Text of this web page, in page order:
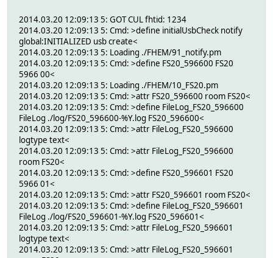
2014.03.20 12:09:13 5: GOT CUL fhtid: 1234
2014.03.20 12:09:13 5: Cmd: >define initialUsbCheck notify
global:INITIALIZED usb create<
2014.03.20 12:09:13 5: Loading ./FHEM/91_notify.pm
2014.03.20 12:09:13 5: Cmd: >define FS20_596600 FS20
5966 00<
2014.03.20 12:09:13 5: Loading ./FHEM/10_FS20.pm
2014.03.20 12:09:13 5: Cmd: >attr FS20_596600 room FS20<
2014.03.20 12:09:13 5: Cmd: >define FileLog_FS20_596600
FileLog ./log/FS20_596600-%Y.log FS20_596600<
2014.03.20 12:09:13 5: Cmd: >attr FileLog_FS20_596600
logtype text<
2014.03.20 12:09:13 5: Cmd: >attr FileLog_FS20_596600
room FS20<
2014.03.20 12:09:13 5: Cmd: >define FS20_596601 FS20
5966 01<
2014.03.20 12:09:13 5: Cmd: >attr FS20_596601 room FS20<
2014.03.20 12:09:13 5: Cmd: >define FileLog_FS20_596601
FileLog ./log/FS20_596601-%Y.log FS20_596601<
2014.03.20 12:09:13 5: Cmd: >attr FileLog_FS20_596601
logtype text<
2014.03.20 12:09:13 5: Cmd: >attr FileLog_FS20_596601